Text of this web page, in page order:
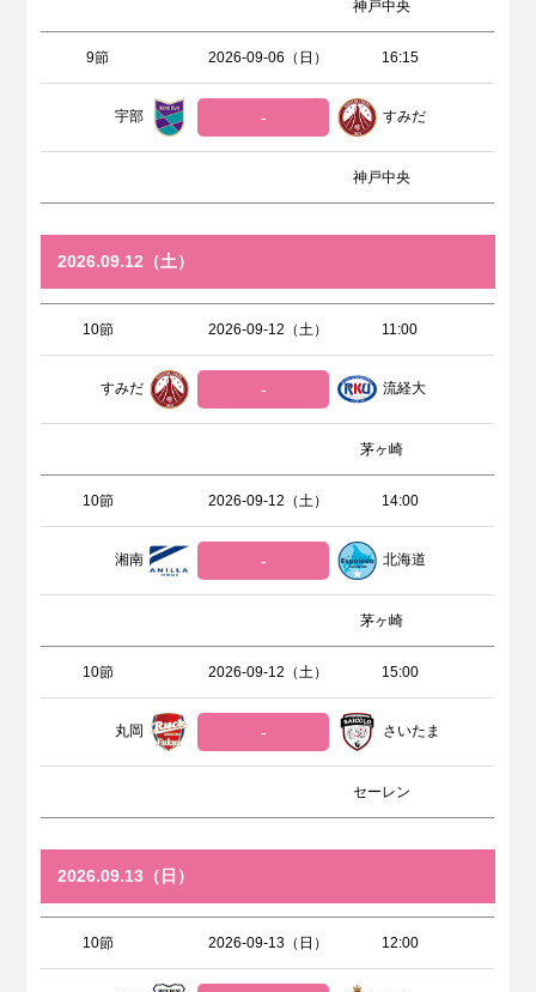
神戸中央
9節 2026-09-06（日） 16:15
宇部 - すみだ
神戸中央
2026.09.12（土）
10節 2026-09-12（土） 11:00
すみだ - 流経大
茅ヶ崎
10節 2026-09-12（土） 14:00
湘南 - 北海道
茅ヶ崎
10節 2026-09-12（土） 15:00
丸岡 - さいたま
セーレン
2026.09.13（日）
10節 2026-09-13（日） 12:00